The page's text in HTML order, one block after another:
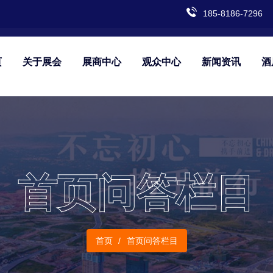
185-8186-7296
关于展会 展商中心 观众中心 新闻资讯 酒
首页问答栏目
首页 首页问答栏目